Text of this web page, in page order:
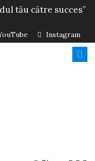
tău către succes”
Instagram